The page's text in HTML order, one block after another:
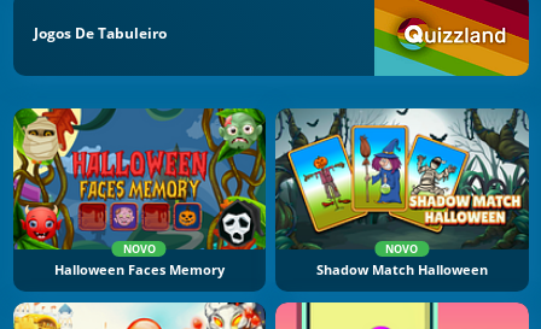
Jogos De Tabuleiro
NOVO
Halloween Faces Memory
NOVO
Shadow Match Halloween